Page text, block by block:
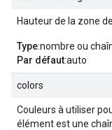
Hauteur de la zone
Type:nombre ou
Par défaut:auto
colors
Couleurs à utiliser
élément est une